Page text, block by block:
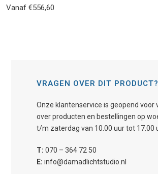
Vanaf €556,60
VRAGEN OVER DIT PRODUCT?
Onze klantenservice is geopend voor
over producten en bestellingen op
t/m zaterdag van 10.00 uur tot 17.00
T: 070 – 364 72 50
E: info@damadlichtstudio.nl